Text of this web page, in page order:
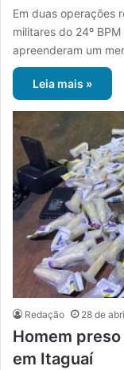
Em duas operações
militares do 24º
apreenderam um
Leia mais »
Redação 28 de
Homem
em Itaguaí